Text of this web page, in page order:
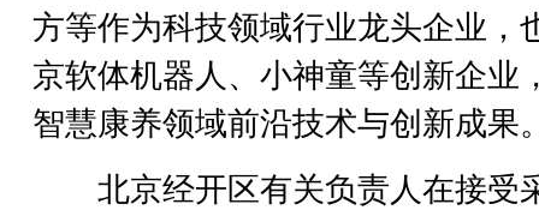
方等作为科技领域行业龙头企业，
京软体机器人、小神童等创新企业
智慧康养领域前沿技术与创新成果
北京经开区有关负责人在接受